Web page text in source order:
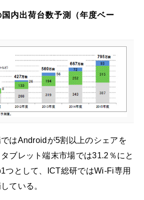
内出荷台数予測（年度ベー
はAndroidが5割以上のシェアを
ブレット端末市場では31.2％にと
つとして、ICT総研ではWi-Fi専用
ている。